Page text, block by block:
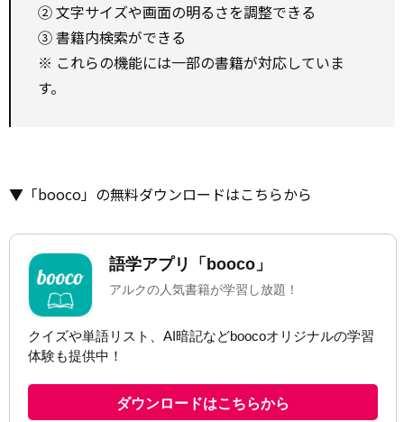
② 文字サイズや画面の明るさを調整できる
③ 書籍内検索ができる
※ これらの機能には一部の書籍が対応していま
す。
▼「booco」の無料ダウンロードはこちらから